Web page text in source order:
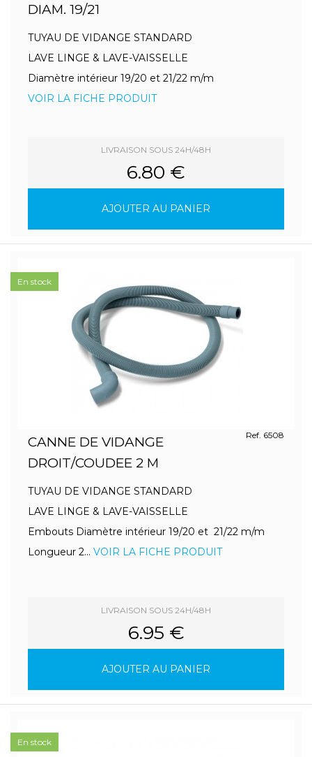
DIAM. 19/21
TUYAU DE VIDANGE STANDARD
LAVE LINGE & LAVE-VAISSELLE
Diamètre intérieur 19/20 et 21/22 m/m
VOIR LA FICHE PRODUIT
LIVRAISON SOUS 24H/48H
6.80 €
AJOUTER AU PANIER
CANNE DE VIDANGE
DROIT/COUDEE 2 M
Ref. 6508
TUYAU DE VIDANGE STANDARD
LAVE LINGE & LAVE-VAISSELLE
Embouts Diamètre intérieur 19/20 et 21/22 m/m
Longueur 2... VOIR LA FICHE PRODUIT
LIVRAISON SOUS 24H/48H
6.95 €
AJOUTER AU PANIER
En stock
En stock